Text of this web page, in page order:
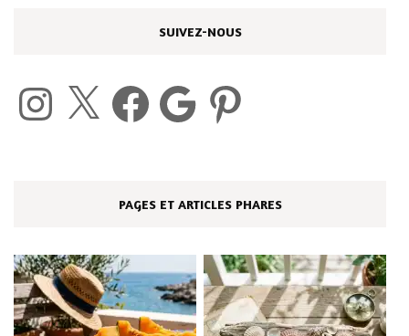
SUIVEZ-NOUS
Instagram Facebook Google Pinterest
PAGES ET ARTICLES PHARES